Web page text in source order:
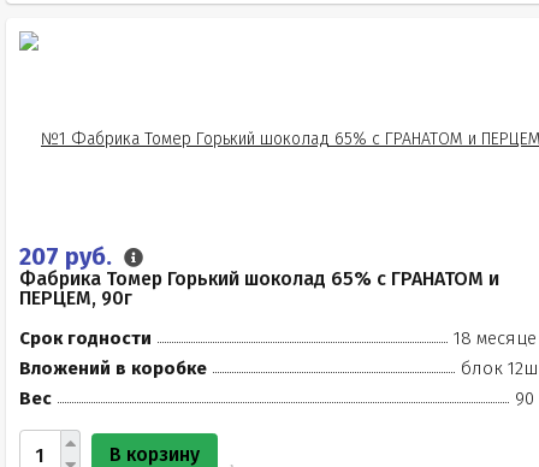
207 руб.
Фабрика Томер Горький шоколад 65% с ГРАНАТОМ и
ПЕРЦЕМ, 90г
Срок годности
18
Вложений в коробке
блок
Вес
90
В корзину